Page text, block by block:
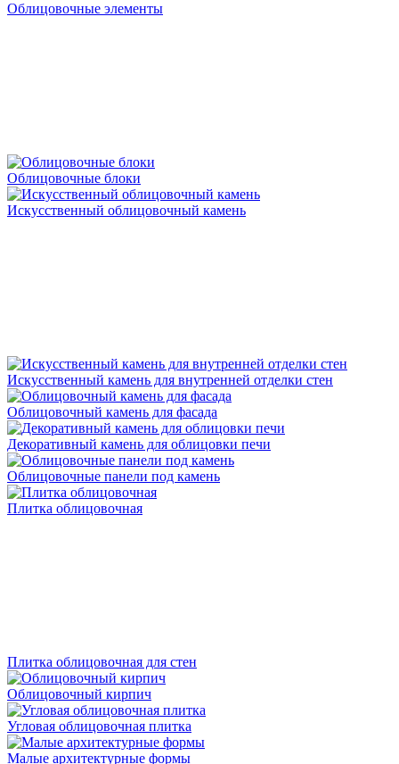
Облицовочные элементы
Облицовочные блоки
Искусственный облицовочный камень
Искусственный камень для внутренней отделки стен
Облицовочный камень для фасада
Декоративный камень для облицовки печи
Облицовочные панели под камень
Плитка облицовочная
Плитка облицовочная для стен
Облицовочный кирпич
Угловая облицовочная плитка
Малые архитектурные формы